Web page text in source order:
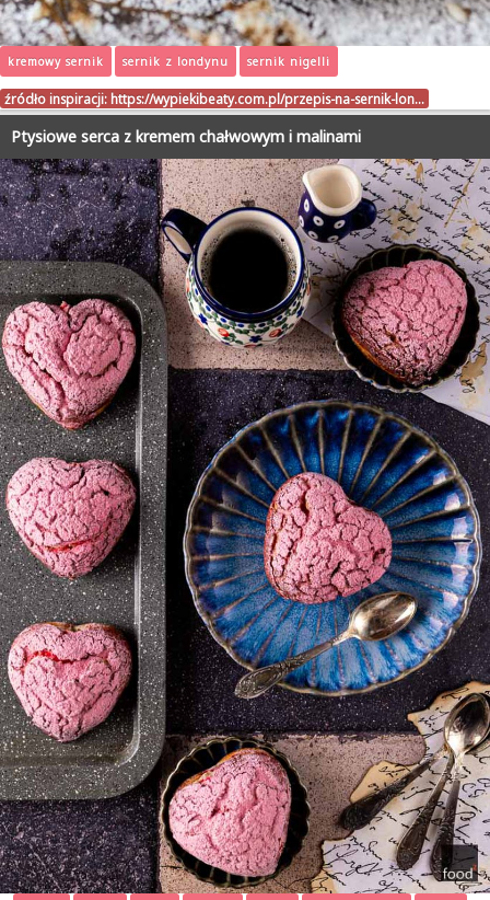
kremowy sernik sernik z londynu sernik nigelli
źródło inspiracji: https://wypiekibeaty.com.pl/przepis-na-sernik-lon…
Ptysiowe serca z kremem chałwowym i malinami